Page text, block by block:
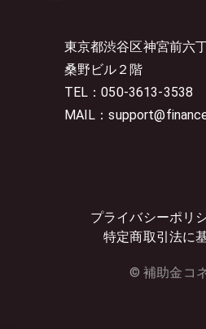
東京都渋谷区神宮前六
桑野ビル２階
TEL：050-3613-3538
MAIL：
プライバシーポリ
特定商取引法に
© 補助金コ